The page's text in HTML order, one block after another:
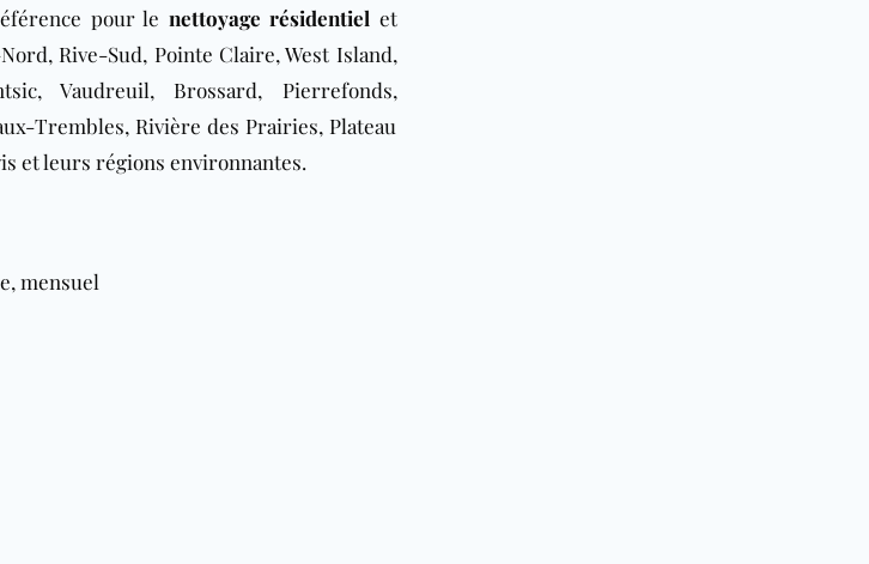
pour le nettoyage résidentiel et
Rive-Sud, Pointe Claire, West Island,
Vaudreuil, Brossard, Pierrefonds,
Trembles, Rivière des Prairies, Plateau
et leurs régions environnantes.
mensuel